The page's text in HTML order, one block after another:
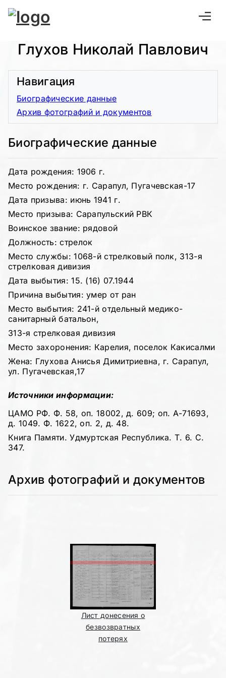
Глухов Николай Павлович
Биографические данные
Дата рождения: 1906 г.
Место рождения: г. Сарапул, Пугачевская-17
Дата призыва: июнь 1941 г.
Место призыва: Сарапульский РВК
Воинское звание: рядовой
Должность: стрелок
Место службы: 1068-й стрелковый полк, 313-я
стрелковая дивизия
Дата выбытия: 15. (16) 07.1944
Причина выбытия: умер от ран
Место выбытия: 241-й отдельный медико-
санитарный батальон,
313-я стрелковая дивизия
Место захоронения: Карелия, поселок Какисалми
Жена: Глухова Анисья Димитриевна, г. Сарапул,
ул. Пугачевская,17
Источники информации:
ЦАМО РФ. Ф. 58, оп. 18002, д. 609; оп. А-71693,
д. 1049. Ф. 1622, оп. 2, д. 48.
Книга Памяти. Удмуртская Республика. Т. 6. С.
347.
Навигация
Биографические данные
Архив фотографий и документов
Архив фотографий и документов
Лист донесения о
безвозвратных
потерях